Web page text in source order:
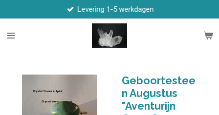
direct
naar
Levering 1-5 werkdagen
Geboortestee
n Augustus
"Aventurijn